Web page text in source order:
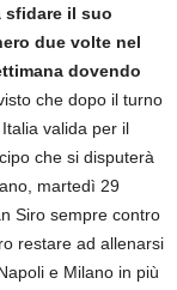
sfidare il suo
due volte nel
dovendo
che dopo il turno
valida per il
che si disputerà
martedì 29
Siro sempre contro
restare ad allenarsi
e Milano in più